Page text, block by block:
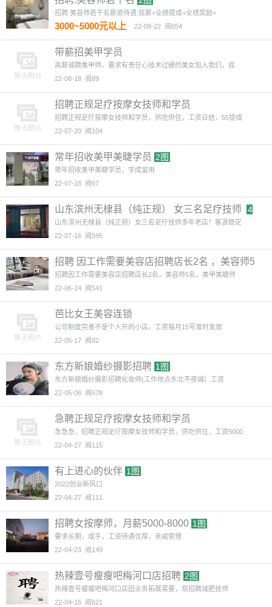
招聘:美容师若干名薪资待遇:底薪+业绩提成+业绩奖励+
3000~5000元以上 22-09-22 阅654
带薪招美甲学员
高薪诚聘美甲师，要求有责任心技术过硬的美女加入我们，底
22-08-18 阅89
招聘正规足疗按摩女技师和学员
招聘正规足疗按摩女技师和学员，供吃供住，工资日结，55提成
22-07-20 阅104
常年招收美甲美睫学员 2图
常年招收美甲美睫学员，学成留用
22-07-18 阅67
山东滨州无棣县（纯正规） 女三名足疗技师
4
图
山东滨州无棣县（纯正规）女三名足疗技师多年老店！客源稳定
22-07-16 阅595
招聘 因工作需要美容店招聘店长2名 ，美容师5
名，美甲美睫师2图
招聘因工作需要美容店招聘店长2名，美容师5名，美甲美睫师
22-06-24 阅541
芭比女王美容连锁
公司制度完善不是个人开的小店。工资每月15号准时发放
22-05-17 阅82
东方新娘婚纱摄影招聘 1图
东方新娘婚纱摄影招聘化妆师(工作地点东北不夜城）工资
22-05-06 阅678
急聘正规足疗按摩女技师和学员
急急急，招聘正规足疗按摩女技师和学员，供吃供住，工资5000
22-04-27 阅115
有上进心的伙伴 1图
2022创业新风口
22-04-27 阅111
招聘女按摩师，月薪5000-8000 1图
要求长期，成手，工资待遇优厚，亲戚管理
22-04-23 阅149
热辣壹号瘦瘦吧梅河口店招聘 2图
热辣壹号瘦瘦吧梅河口店因业务拓展需要，现招聘减肥技师
22-04-16 阅621